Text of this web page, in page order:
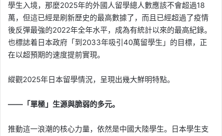
學生入境，那麼2025年的外國人留學總人數應該不會超過18
萬，但這已經是刷新歷史的最高數據了，而且已經超過了疫情
後反彈最強的2022年全年水平，成為有統計以來的最高紀錄。
也標誌着日本政府「到2033年吸引40萬留學生」的目標，正
在以超預期的速度提前實現。
縱觀2025年日本留學情況，呈現出幾大鮮明特點。
——「單極」生源與脆弱的多元。
推動這一浪潮的核心力量，依然是中國大陸學生。日本學生支